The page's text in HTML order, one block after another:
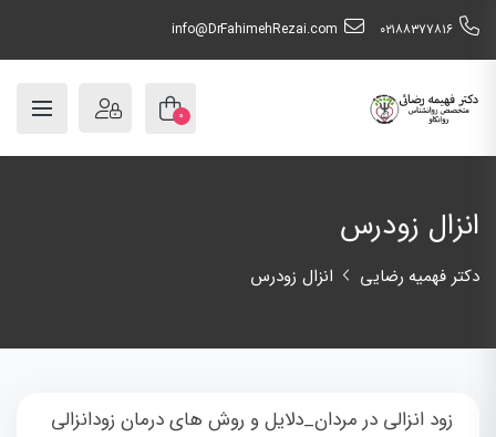
٠٢١٨٨٣٧٧٨١٦ info@DrFahimehRezai.com
۰
انزال زودرس
دکتر فهمیه رضایی انزال زودرس
زود انزالی در مردان_دلایل و روش های درمان زودانزالی